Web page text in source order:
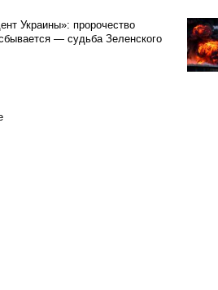
Украины»: пророчество
— судьба Зеленского